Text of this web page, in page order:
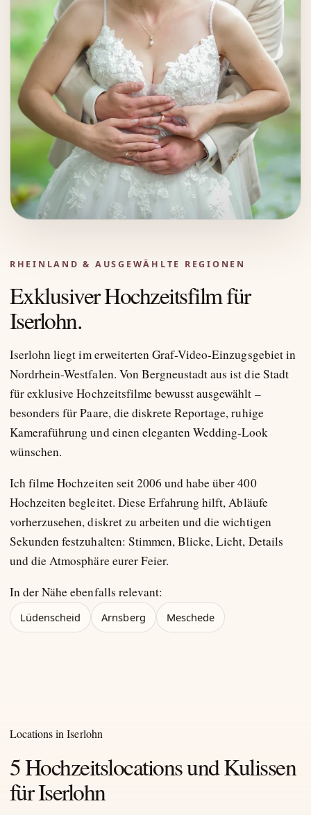
RHEINLAND & AUSGEWÄHLTE REGIONEN
Exklusiver Hochzeitsfilm für
Iserlohn.
Iserlohn liegt im erweiterten Graf-Video-Einzugsgebiet in
Nordrhein-Westfalen. Von Bergneustadt aus ist die Stadt
für exklusive Hochzeitsfilme bewusst ausgewählt –
besonders für Paare, die diskrete Reportage, ruhige
Kameraführung und einen eleganten Wedding-Look
wünschen.
Ich filme Hochzeiten seit 2006 und habe über 400
Hochzeiten begleitet. Diese Erfahrung hilft, Abläufe
vorherzusehen, diskret zu arbeiten und die wichtigen
Sekunden festzuhalten: Stimmen, Blicke, Licht, Details
und die Atmosphäre eurer Feier.
In der Nähe ebenfalls relevant:
Lüdenscheid Arnsberg Meschede
Locations in Iserlohn
5 Hochzeitslocations und Kulissen
für Iserlohn